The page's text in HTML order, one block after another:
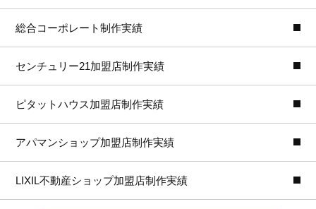
総合コーポレート制作実績
センチュリー21加盟店制作実績
ピタットハウス加盟店制作実績
アパマンショップ加盟店制作実績
LIXIL不動産ショップ加盟店制作実績